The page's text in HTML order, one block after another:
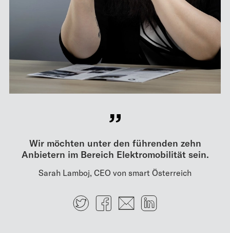
Wir möchten unter den ­führenden zehn
Anbietern im ­Bereich Elektromobilität sein.
Sarah Lamboj, CEO von smart Österreich
TwitterFacebook
E-mail